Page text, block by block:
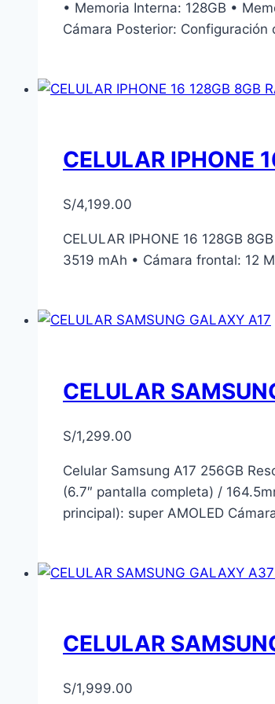
• Memoria Interna: 128GB •
Cámara Posterior:
CELULAR IPHONE
S/4,199.00
CELULAR IPHONE 16 128GB
3519 mAh • Cámara frontal: 12
CELULAR
S/1,299.00
Celular Samsung A17 256GB
(6.7″ pantalla completa) /
principal): super AMOLED
CELULAR
S/1,999.00